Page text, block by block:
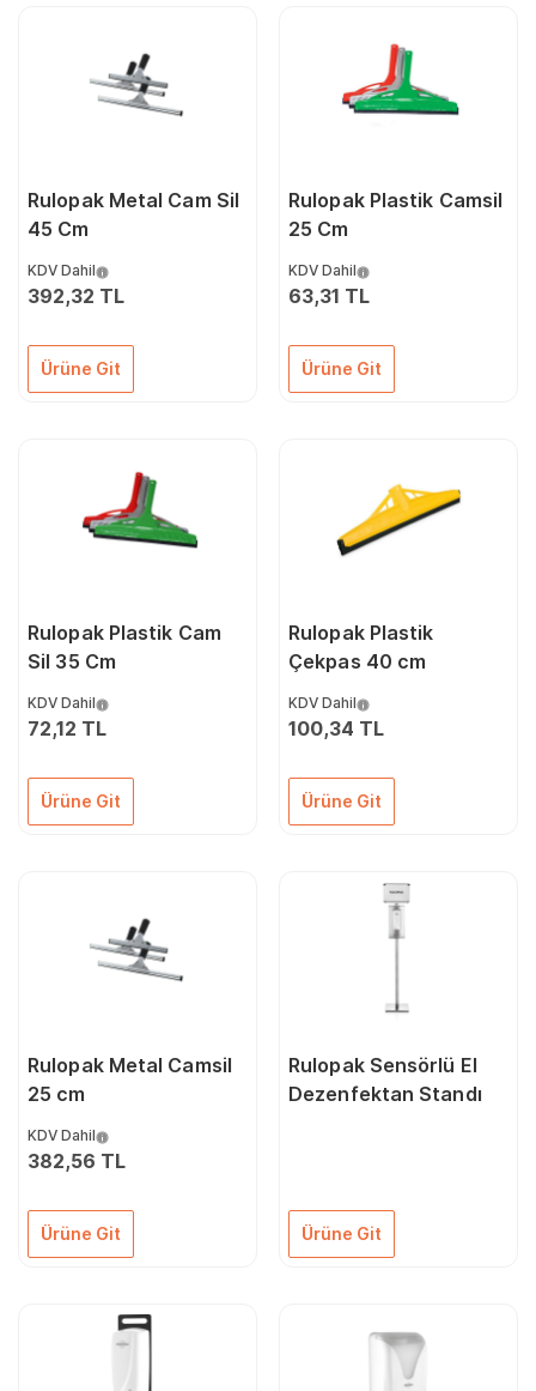
Rulopak Metal Cam Sil
45 Cm
KDV Dahil
392,32 TL
Ürüne Git
Rulopak Plastik Camsil
25 Cm
KDV Dahil
63,31 TL
Ürüne Git
Rulopak Plastik Cam
Sil 35 Cm
KDV Dahil
72,12 TL
Ürüne Git
Rulopak Plastik
Çekpas 40 cm
KDV Dahil
100,34 TL
Ürüne Git
Rulopak Metal Camsil
25 cm
KDV Dahil
382,56 TL
Ürüne Git
Rulopak Sensörlü El
Dezenfektan Standı
Ürüne Git